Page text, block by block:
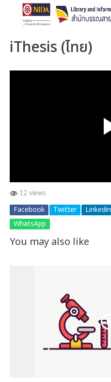
iThesis (ไทย)
12 views
Facebook Twitter Linkedin
WhatsApp
You may also like